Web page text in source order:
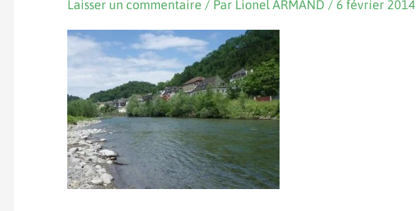
Laisser un commentaire / Par Lionel ARMAND / 6 février 2014